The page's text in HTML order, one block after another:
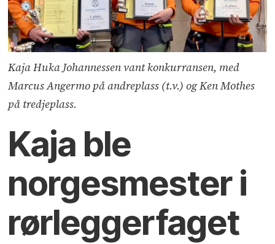
Kaja Huka Johannessen vant konkurransen, med
Marcus Angermo på andreplass (t.v.) og Ken Mothes
på tredjeplass.
Kaja ble
norgesmester i
rørleggerfaget